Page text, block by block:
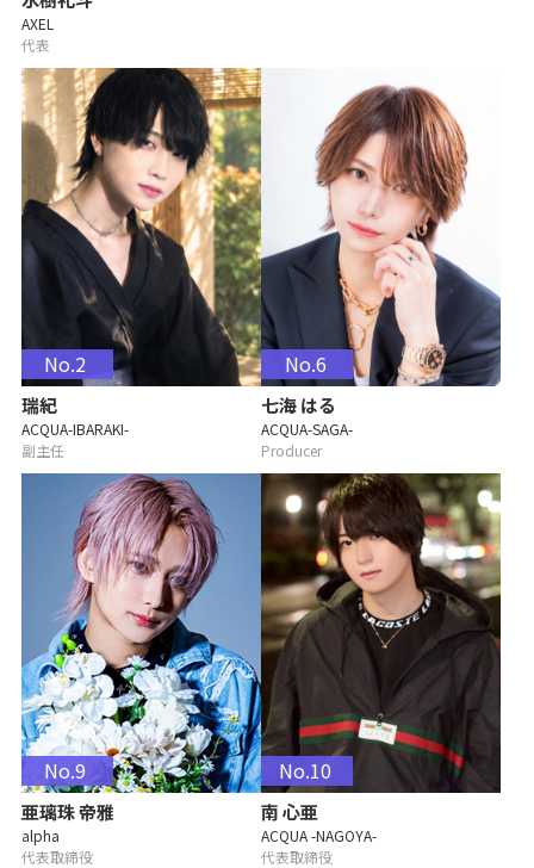
AXEL
代表
No.2
瑞紀
ACQUA-IBARAKI-
副主任
No.6
七海 はる
ACQUA-SAGA-
Producer
No.9
亜璃珠 帝雅
alpha
代表取締役
No.10
南 心亜
ACQUA -NAGOYA-
代表取締役